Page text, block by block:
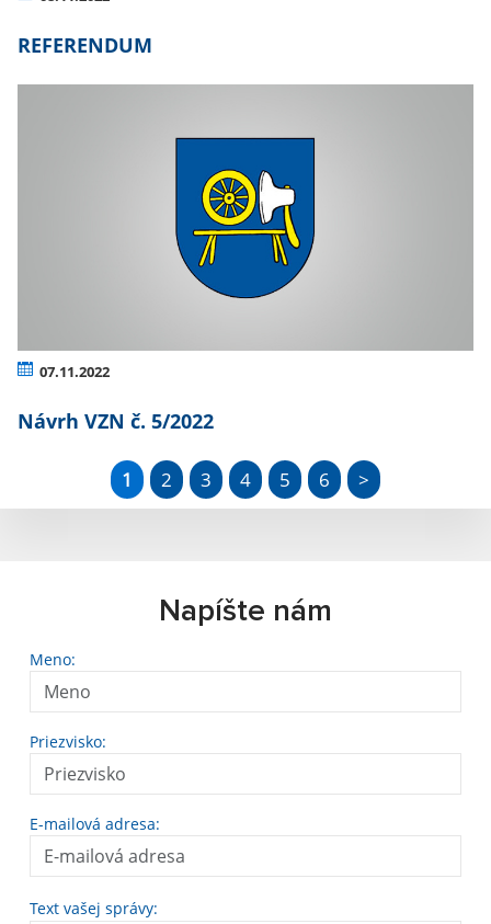
REFERENDUM
07.11.2022
Návrh VZN č. 5/2022
1 2 3 4 5 6 >
Napíšte nám
Meno:
Priezvisko:
E-mailová adresa:
Text vašej správy: